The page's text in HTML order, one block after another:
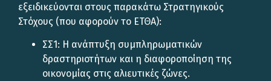
εξειδικεύονται στους παρακάτω Στρατηγικούς
Στόχους (που αφορούν το ΕΤΘΑ):
ΣΣ1: Η ανάπτυξη συμπληρωματικών
δραστηριοτήτων και η διαφοροποίηση της
οικονομίας στις αλιευτικές ζώνες.